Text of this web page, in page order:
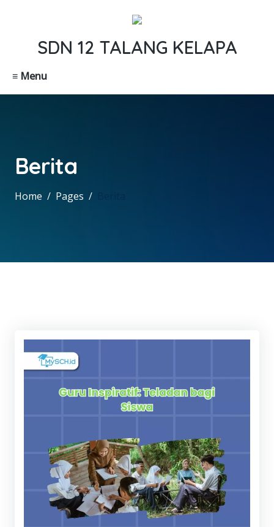
SDN 12 TALANG KELAPA
≡ Menu
Berita
Home Pages